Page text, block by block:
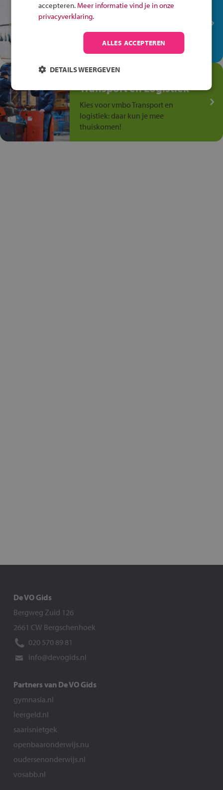
plek!
op de winkelvloer, waar elke dag
anders is!
Jouw talent in de
Transport en Logistiek
Kies voor vmbo Transport en
logistiek: daar kun je mee
thuiskomen!
De VO Gids
Bergweg Zuid 126
2661 CW Bergschenhoek
020 570 89 81
info@devogids.nl
Partners van De VO Gids
gymnasia.nl
leergeld.nl
saarisnietgek
openbaaronderwijs.nu
oudersenonderwijs.nl
vosabb.nl
accepteren. Meer informatie vind je in onze
privacyverklaring.
ALLES ACCEPTEREN
DETAILS WEERGEVEN